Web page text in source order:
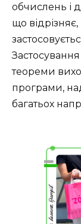
обчислень і
що
Застосування
теореми
програми,
багатьох